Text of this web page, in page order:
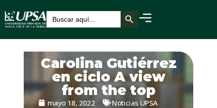
Buscar: Botón de búsqueda
Carolina Gutiérrez
en ciclo A view
from the top
mayo 18, 2022 Noticias UPSA